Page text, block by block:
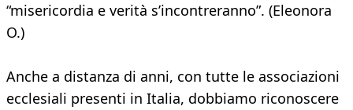
“misericordia e verità s’incontreranno”. (Eleonora
O.)
Anche a distanza di anni, con tutte le associazioni
ecclesiali presenti in Italia, dobbiamo riconoscere